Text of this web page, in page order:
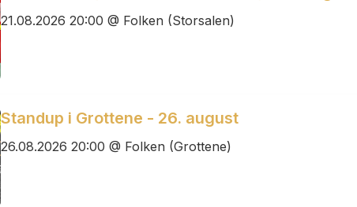
21.08.2026 20:00 @ Folken (Storsalen)
Standup i Grottene - 26. august
26.08.2026 20:00 @ Folken (Grottene)